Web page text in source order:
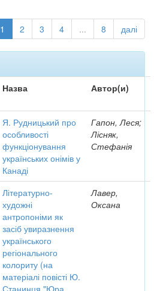
1 2 3 4 ... 8 далі
Назва Автор(и)
Я. Рудницький про
особливості
функціонування
українських онімів у
Канаді
Гапон, Леся;
Лісняк,
Стефанія
Літературно-
художні
антропоніми як
засіб увиразнення
українського
регіонального
колориту (на
матеріалі повісті Ю.
Станинця "Юра
Лавер,
Оксана